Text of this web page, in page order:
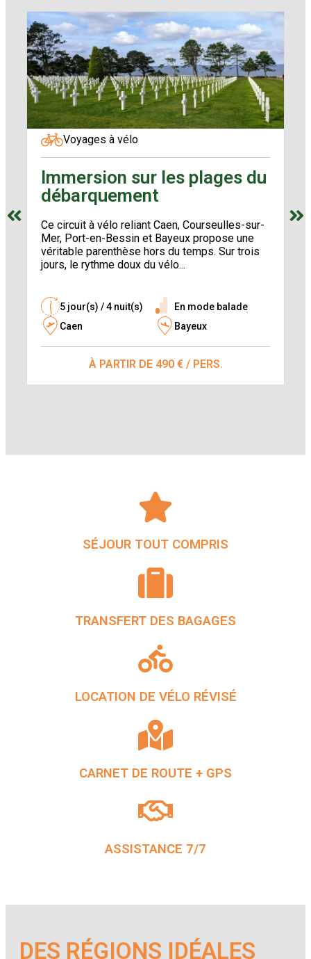
Voyages à vélo
Immersion sur les plages du
débarquement
Ce circuit à vélo reliant Caen, Courseulles-sur-
Mer, Port-en-Bessin et Bayeux propose une
véritable parenthèse hors du temps. Sur trois
jours, le rythme doux du vélo...
5 jour(s) / 4 nuit(s)
En mode balade
Caen
Bayeux
À PARTIR DE 490 € / PERS.
SÉJOUR TOUT COMPRIS
TRANSFERT DES BAGAGES
LOCATION DE VÉLO RÉVISÉ
CARNET DE ROUTE + GPS
ASSISTANCE 7/7
DES RÉGIONS IDÉALES